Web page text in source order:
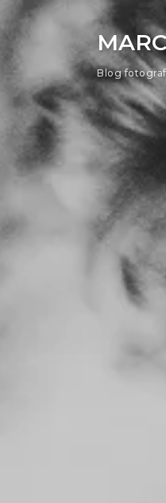
Blog